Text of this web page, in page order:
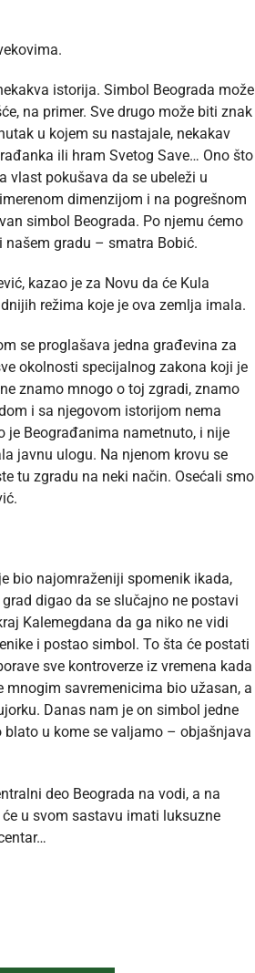
istorija. Simbol Beograda može
na primer. Sve drugo može biti znak
u kojem su nastajale, nekakav
ili hram Svetog Save… Ono što
vlast pokušava da se ubeleži u
dimenzijom i na pogrešnom
simbol Beograda. Po njemu ćemo
gradu – smatra Bobić.
kazao je za Novu da će Kula
režima koje je ova zemlja imala.
se proglašava jedna građevina za
okolnosti specijalnog zakona koji je
znamo mnogo o toj zgradi, znamo
i sa njegovom istorijom nema
je Beograđanima nametnuto, i nije
javnu ulogu. Na njenom krovu se
tu zgradu na neki način. Osećali smo
bio najomraženiji spomenik ikada,
digao da se slučajno ne postavi
Kalemegdana da ga niko ne vidi
i postao simbol. To šta će postati
sve kontroverze iz vremena kada
savremenicima bio užasan, a
Danas nam je on simbol jedne
blato u kome se valjamo – objašnjava
deo Beograda na vodi, a na
u svom sastavu imati luksuzne